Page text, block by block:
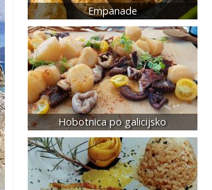
Empanade
Hobotnica po galicijsko